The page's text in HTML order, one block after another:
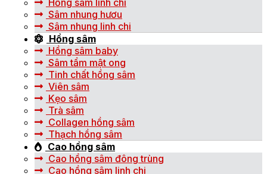
Hồng sâm linh chi
Sâm nhung hươu
Sâm nhung linh chi
Hồng sâm
Hồng sâm baby
Sâm tẩm mật ong
Tinh chất hồng sâm
Viên sâm
Kẹo sâm
Trà sâm
Collagen hồng sâm
Thạch hồng sâm
Cao hồng sâm
Cao hồng sâm đông trùng
Cao hồng sâm linh chi